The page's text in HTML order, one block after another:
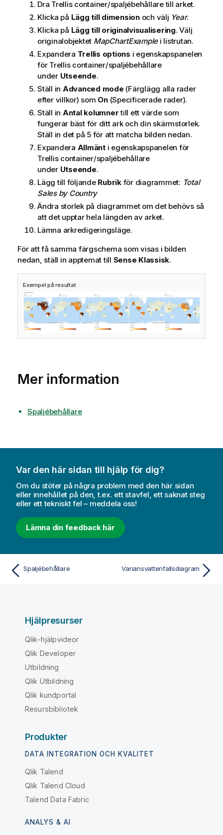
Dra Trellis container/spaljébehållare till arket.
Klicka på Lägg till dimensionoch välj Year.
Klicka på Lägg till originalvisualisering. Välj
originalobjektet MapChartExamplei listrutan.
Expandera Trellis options i egenskapspanelen
för Trellis container/spaljébehållare
under Utseende.
Ställ in Advanced mode (Färglägg alla rader
efter villkor) som On(Specificerade rader).
Ställ in Antal kolumnertill ett värde som
fungerar bäst för ditt ark och din skärmstorlek.
Ställ in det på 5 för att matcha bilden nedan.
Expandera Allmänti egenskapspanelen för
Trellis container/spaljébehållare
under Utseende.
Lägg till följande Rubrikför diagrammet: Total
Sales by Country
Ändra storlek på diagrammet om det behövs så
att det upptar hela längden av arket.
Lämna arkredigeringsläge.
För att få samma färgschema som visas i bilden
nedan, ställ in apptemat till Sense Klassisk.
Exempel på resultat
Mer information
Spaljébehållare
Var den här sidan till hjälp för dig?
Om du stöter på några problem med den här sidan
eller innehållet på den, t.ex. ett stavfel, ett saknat steg
eller ett tekniskt fel – meddela oss!
Lämna din feedback här
Spaljébehållare Variansvattenfallsdiagram
Hjälpresurser
Qlik-hjälpvideor
Qlik Developer
Utbildning
Qlik Utbildning
Qlik kundportal
Resursbibliotek
Produkter
DATA INTEGRATION OCH KVALITET
Qlik Talend
Qlik Talend Cloud
Talend Data Fabric
ANALYS & AI